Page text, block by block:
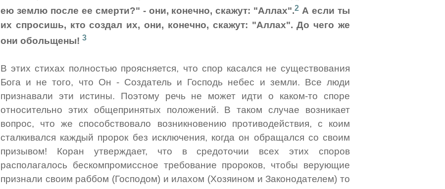
ею землю после ее смерти?" - они, конечно, скажут: "Аллах".2 А если ты
их спросишь, кто создал их, они, конечно, скажут: "Аллах". До чего же
они обольщены! 3
В этих стихах полностью проясняется, что спор касался не существования
Бога и не того, что Он - Создатель и Господь небес и земли. Все люди
признавали эти истины. Поэтому речь не может идти о каком-то споре
относительно этих общепринятых положений. В таком случае возникает
вопрос, что же способствовало возникновению противодействия, с коим
сталкивался каждый пророк без исключения, когда он обращался со своим
призывом! Коран утверждает, что в средоточии всех этих споров
располагалось бескомпромиссное требование пророков, чтобы верующие
признали своим раббом (Господом) и илахом (Хозяином и Законодателем) то